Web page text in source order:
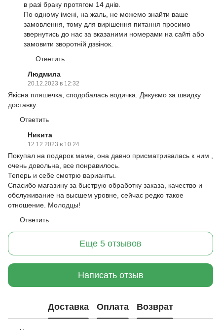
в разі браку протягом 14 днів.
По одному імені, на жаль, не можемо знайти ваше
замовлення, тому для вирішення питання просимо
звернутись до нас за вказаними номерами на сайті або
замовити зворотній дзвінок.
Ответить
Людмила
20.12.2023 в 12:32
Якісна пляшечка, сподобалась водичка. Дякуємо за швидку
доставку.
Ответить
Никита
12.12.2023 в 10:24
Покупал на подарок маме, она давно присматривалась к ним ,
очень довольна, все понравилось.
Теперь и себе смотрю варианты.
Спасибо магазину за быструю обработку заказа, качество и
обслуживание на высшем уровне, сейчас редко такое
отношение. Молодцы!
Ответить
Еще 5 отзывов
Написать отзыв
Доставка Оплата Возврат